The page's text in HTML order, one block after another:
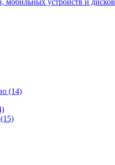
мобильных устройств и дисков
(14)
(15)